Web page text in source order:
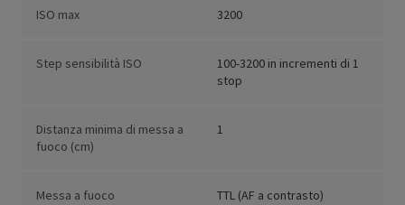
ISO max 3200
Step sensibilità ISO
100-3200 in incrementi di 1
stop
Distanza minima di messa a
fuoco (cm)
1
Messa a fuoco TTL (AF a contrasto)